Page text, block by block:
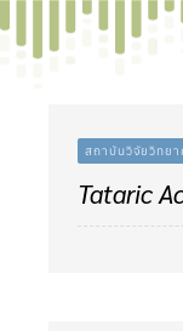
สถาบันวิจัยวิทยา
Tataric